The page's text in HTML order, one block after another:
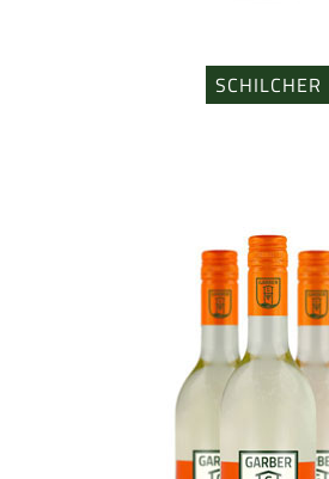
SCHILCHER